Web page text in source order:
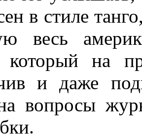
в стиле
весь
который на
и даже
вопросы